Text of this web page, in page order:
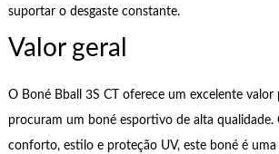
suportar o desgaste constante.
Valor geral
O Boné Bball 3S CT oferece um excelente valor
procuram um boné esportivo de alta qualidade.
conforto, estilo e proteção UV, este boné é uma